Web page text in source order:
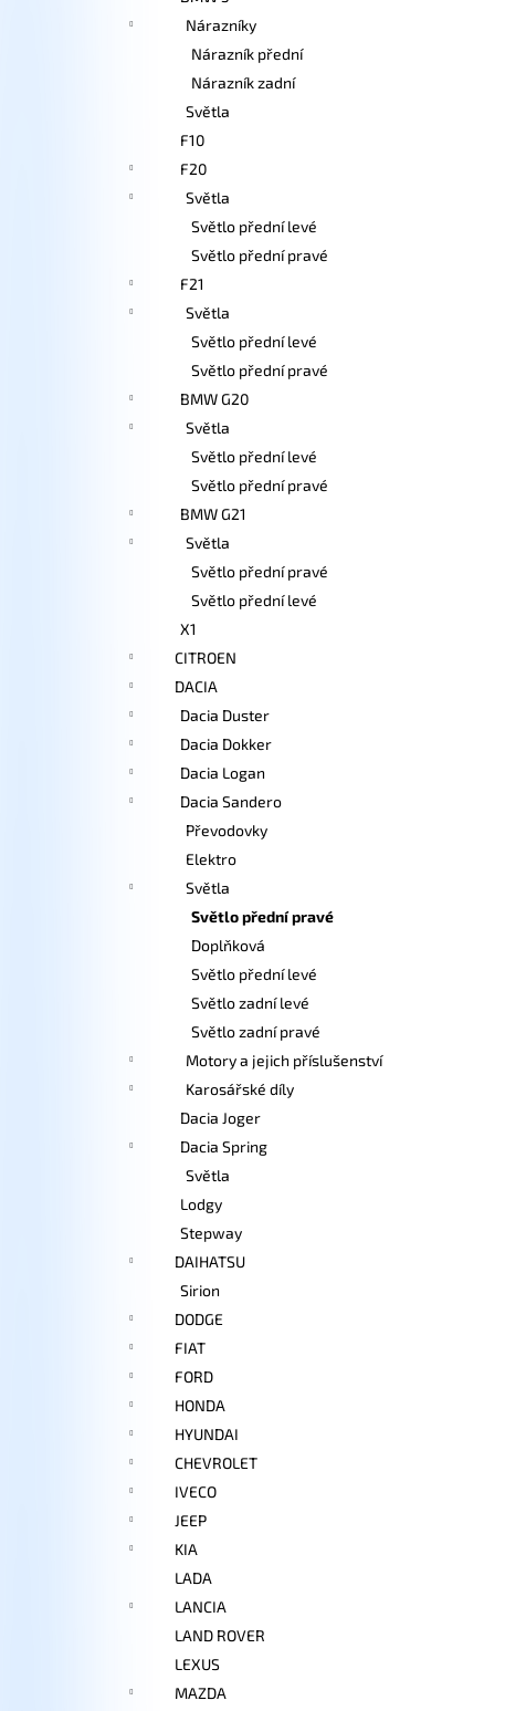
Nárazníky
Nárazník přední
Nárazník zadní
Světla
F10
F20
Světla
Světlo přední levé
Světlo přední pravé
F21
Světla
Světlo přední levé
Světlo přední pravé
BMW G20
Světla
Světlo přední levé
Světlo přední pravé
BMW G21
Světla
Světlo přední pravé
Světlo přední levé
X1
CITROEN
DACIA
Dacia Duster
Dacia Dokker
Dacia Logan
Dacia Sandero
Převodovky
Elektro
Světla
Světlo přední pravé
Doplňková
Světlo přední levé
Světlo zadní levé
Světlo zadní pravé
Motory a jejich příslušenství
Karosářské díly
Dacia Joger
Dacia Spring
Světla
Lodgy
Stepway
DAIHATSU
Sirion
DODGE
FIAT
FORD
HONDA
HYUNDAI
CHEVROLET
IVECO
JEEP
KIA
LADA
LANCIA
LAND ROVER
LEXUS
MAZDA